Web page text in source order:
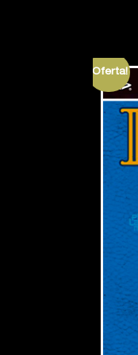
¡Oferta!